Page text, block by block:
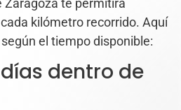
Zaragoza te permitirá
kilómetro recorrido. Aquí
el tiempo disponible:
días dentro de